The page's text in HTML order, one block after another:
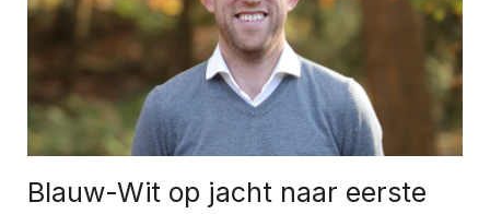
Blauw-Wit op jacht naar eerste